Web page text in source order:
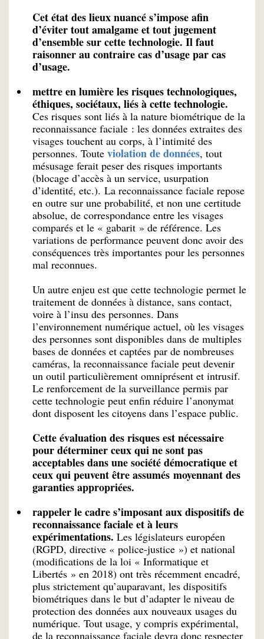
Cet état des lieux nuancé s’impose afin
d’éviter tout amalgame et tout jugement
d’ensemble sur cette technologie. Il faut
raisonner au contraire cas d’usage par cas
d’usage.
mettre en lumière les risques technologiques,
éthiques, sociétaux, liés à cette technologie.
Ces risques sont liés à la nature biométrique de la
reconnaissance faciale : les données extraites des
visages touchent au corps, à l’intimité des
personnes. Toute violation de données, tout
mésusage ferait peser des risques importants
(blocage d’accès à un service, usurpation
d’identité, etc.). La reconnaissance faciale repose
en outre sur une probabilité, et non une certitude
absolue, de correspondance entre les visages
comparés et le « gabarit » de référence. Les
variations de performance peuvent donc avoir des
conséquences très importantes pour les personnes
mal reconnues.
Un autre enjeu est que cette technologie permet le
traitement de données à distance, sans contact,
voire à l’insu des personnes. Dans
l’environnement numérique actuel, où les visages
des personnes sont disponibles dans de multiples
bases de données et captées par de nombreuses
caméras, la reconnaissance faciale peut devenir
un outil particulièrement omniprésent et intrusif.
Le renforcement de la surveillance permis par
cette technologie peut enfin réduire l’anonymat
dont disposent les citoyens dans l’espace public.
Cette évaluation des risques est nécessaire
pour déterminer ceux qui ne sont pas
acceptables dans une société démocratique et
ceux qui peuvent être assumés moyennant des
garanties appropriées.
rappeler le cadre s’imposant aux dispositifs de
reconnaissance faciale et à leurs
expérimentations. Les législateurs européen
(RGPD, directive « police-justice ») et national
(modifications de la loi « Informatique et
Libertés » en 2018) ont très récemment encadré,
plus strictement qu’auparavant, les dispositifs
biométriques dans le but d’adapter le niveau de
protection des données aux nouveaux usages du
numérique. Tout usage, y compris expérimental,
de la reconnaissance faciale devra donc respecter